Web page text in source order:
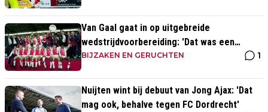
Van Gaal gaat in op uitgebreide
wedstrijdvoorbereiding: 'Dat was een
aparte discipline, een ritme'
BIJZAKEN EN GERUCHTEN 1
Nuijten wint bij debuut van Jong Ajax: 'Dat
mag ook, behalve tegen FC Dordrecht'